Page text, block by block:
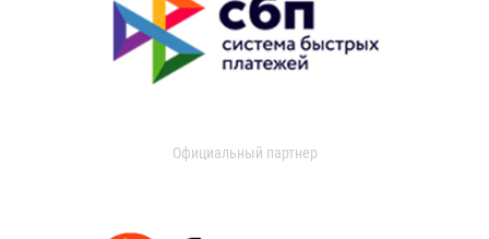
Официальный партнер